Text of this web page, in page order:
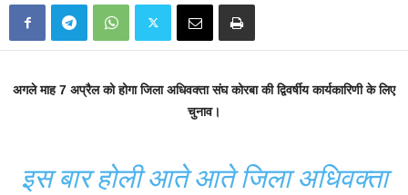
अगले माह 7 अप्रैल को होगा जिला अधिवक्ता संघ कोरबा की द्विवर्षीय कार्यकारिणी के लिए
चुनाव।
इस बार होली आते आते जिला अधिवक्ता